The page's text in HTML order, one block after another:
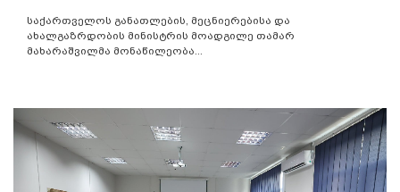
საქართველოს განათლების, მეცნიერებისა და
ახალგაზრდობის მინისტრის მოადგილე თამარ
მახარაშვილმა მონაწილეობა...